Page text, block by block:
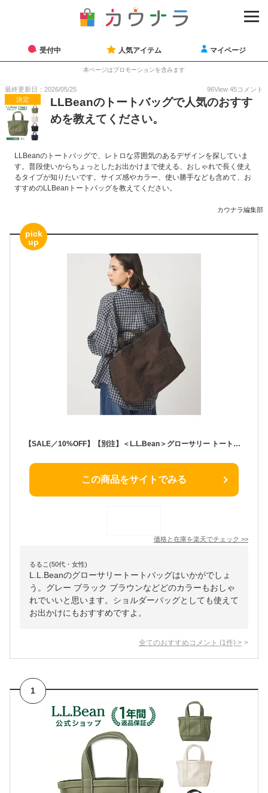
受付中 人気アイテム マイページ
本ページはプロモーションを含みます
最終更新日：2026/05/25 96View 45コメント
決定
LLBeanのトートバッグで人気のおすす
めを教えてください。
LLBeanのトートバッグで、レトロな雰囲気のあるデザインを探していま
す。普段使いからちょっとしたお出かけまで使える、おしゃれで長く使え
るタイプが知りたいです。サイズ感やカラー、使い勝手なども含めて、お
すすめのLLBeanトートバッグを教えてください。
カウナラ編集部
pick
up
【SALE／10%OFF】【別注】＜L.L.Bean＞グローサリー トートバッグ UNITED ARROWS green label relaxing ユナイテッドアローズ グリーンレーベルリラクシング バッグ ショルダーバッグ グレー ブラック ブラウン ホワイト パープル カ【RBA_E】【送料無料】[Rakuten Fashion]
この商品をサイトでみる
価格と在庫を楽天でチェック >>
るるこ(50代・女性)
L.L.Beanのグローサリートートバッグはいかがでしょ
う。グレー ブラック ブラウンなどどのカラーもおしゃ
れでいいと思います。ショルダーバッグとしても使えて
お出かけにもおすすめですよ。
全てのおすすめコメント (1 件) >
1